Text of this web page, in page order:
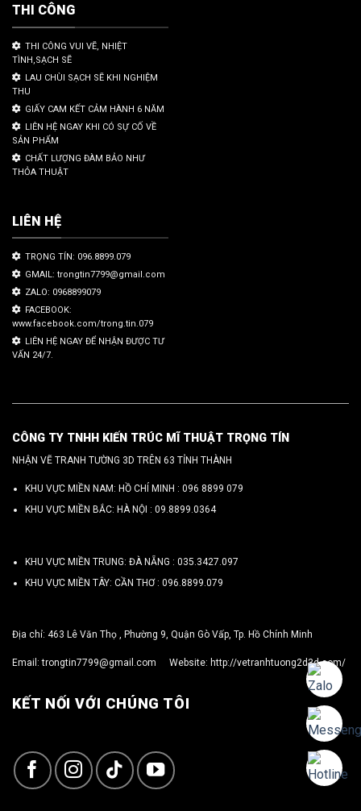
THI CÔNG
THI CÔNG VUI VẼ, NHIỆT
TÌNH,SẠCH SẼ
LAU CHÙI SẠCH SẼ KHI NGHIỆM
THU
GIẤY CAM KẾT CẢM HÀNH 6 NĂM
LIÊN HỆ NGAY KHI CÓ SỰ CỐ VỀ
SẢN PHẨM
CHẤT LƯỢNG ĐÀM BẢO NHƯ
THỎA THUẬT
LIÊN HỆ
TRỌNG TÍN: 096.8899.079
GMAIL: trongtin7799@gmail.com
ZALO: 0968899079
FACEBOOK:
www.facebook.com/trong.tin.079
LIÊN HỆ NGAY ĐỂ NHẬN ĐƯỢC TƯ
VẤN 24/7.
CÔNG TY TNHH KIẾN TRÚC MĨ THUẬT TRỌNG TÍN
NHẬN VẼ TRANH TƯỜNG 3D TRÊN 63 TỈNH THÀNH
KHU VỰC MIỀN NAM: HỒ CHÍ MINH : 096 8899 079
KHU VỰC MIỀN BẮC: HÀ NỘI : 09.8899.0364
KHU VỰC MIỀN TRUNG: ĐÀ NẴNG : 035.3427.097
KHU VỰC MIỀN TÂY: CẦN THƠ : 096.8899.079
Địa chỉ: 463 Lê Văn Thọ , Phường 9, Quận Gò Vấp, Tp. Hồ Chính Minh
Email:trongtin7799@gmail.com Website: http://vetranhtuong2d3d.com/
KẾT NỐI VỚI CHÚNG TÔI